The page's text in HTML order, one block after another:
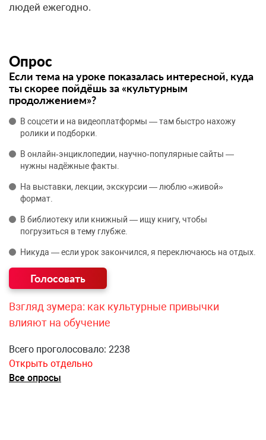
людей ежегодно.
Опрос
Если тема на уроке показалась интересной, куда
ты скорее пойдёшь за «культурным
продолжением»?
В соцсети и на видеоплатформы — там быстро нахожу
ролики и подборки.
В онлайн‑энциклопедии, научно‑популярные сайты —
нужны надёжные факты.
На выставки, лекции, экскурсии — люблю «живой»
формат.
В библиотеку или книжный — ищу книгу, чтобы
погрузиться в тему глубже.
Никуда — если урок закончился, я переключаюсь на отдых.
Взгляд зумера: как культурные привычки
влияют на обучение
Всего проголосовало: 2238
Открыть отдельно
Все опросы